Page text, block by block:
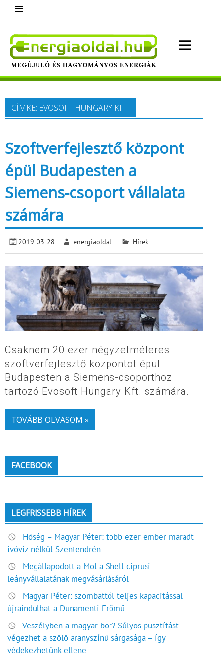
content
Megújuló és hagyományos energiák.
Minden, ami energia!
CÍMKE: EVOSOFT HUNGARY KFT.
Szoftverfejlesztő központ
épül Budapesten a
Siemens-csoport vállalata
számára
2019-03-28 energiaoldal Hírek
Csaknem 20 ezer négyzetméteres
szoftverfejlesztő központot épül
Budapesten a Siemens-csoporthoz
tartozó Evosoft Hungary Kft. számára.
TOVÁBB OLVASOM »
FACEBOOK
LEGFRISSEBB HÍREK
Hőség – Magyar Péter: több ezer ember maradt
ivóvíz nélkül Szentendrén
Megállapodott a Mol a Shell ciprusi
leányvállalatának megvásárlásáról
Magyar Péter: szombattól teljes kapacitással
újraindulhat a Dunamenti Erőmű
Veszélyben a magyar bor? Súlyos pusztítást
végezhet a szőlő aranyszínű sárgasága – így
védekezhetünk ellene